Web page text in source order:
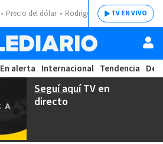
Precio del dólar Rodrigo ChavesTV EN VIVO
En alerta Internacional Tendencia
Seguí aquíTV en
directo